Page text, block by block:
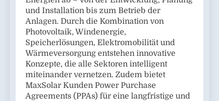
und Installation bis zum Betrieb der
Anlagen. Durch die Kombination von
Photovoltaik, Windenergie,
Speicherlösungen, Elektromobilität und
Wärmeversorgung entstehen innovative
Konzepte, die alle Sektoren intelligent
miteinander vernetzen. Zudem bietet
MaxSolar Kunden Power Purchase
Agreements (PPAs) für eine langfristige und